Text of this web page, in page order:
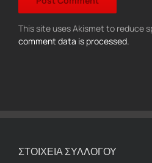
This site uses Akismet to reduce
comment data is processed.
ΣΤΟΙΧΕΙΑ ΣΥΛΛΟΓΟΥ